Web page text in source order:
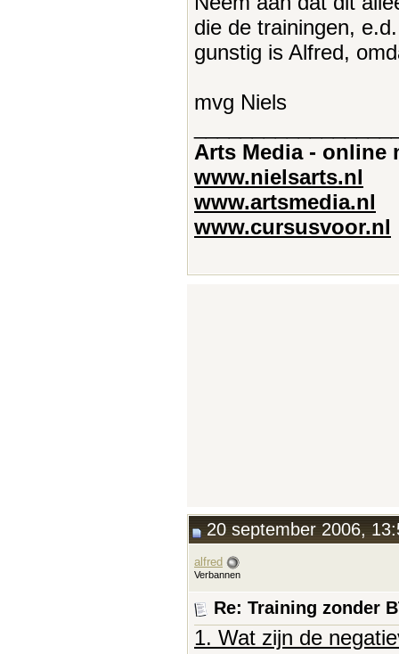
die de trainingen,
gunstig is Alfred,
mvg Niels
Arts Media - online
www.nielsarts.nl
www.artsmedia.nl
www.cursusvoor.nl
20 september 2006,
alfred
Verbannen
Re: Training zonder
1. Wat zijn de